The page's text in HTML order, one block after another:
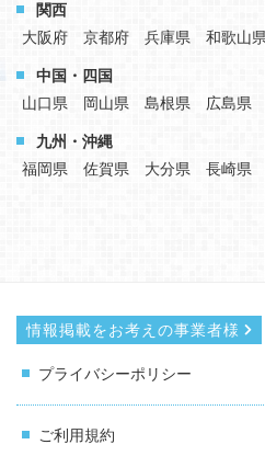
関西
大阪府
京都府 兵庫県 和歌山県
中国・四国
山口県
岡山県 島根県 広島県
九州・沖縄
福岡県
佐賀県 大分県 長崎県
情報掲載をお考えの事業者様
プライバシーポリシー
ご利用規約